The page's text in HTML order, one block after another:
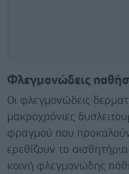
Φλεγμονώδεις
Οι φλεγμονώδεις
μακροχρόνιες
φραγμού που
ερεθίζουν τα
κοινή φλεγμονώδης